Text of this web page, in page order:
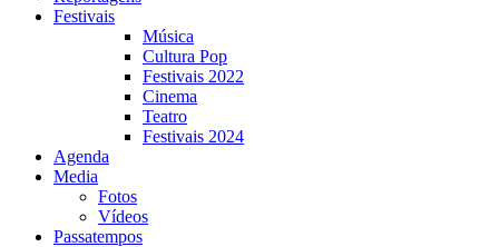
Festivais
Música
Cultura Pop
Festivais 2022
Cinema
Teatro
Festivais 2024
Agenda
Media
Fotos
Vídeos
Passatempos